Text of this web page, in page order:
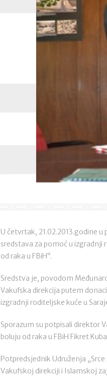
U četvrtak, 21.02.2013.godine
sredstava za pomoć u izgradnji
od raka u FBiH“.
Sredstva je, povodom
Vakufska direkcija putem
izgradnji roditeljske kuće u
Sporazum su potpisali direktor
boluju od raka u FBiH Fikret
Potpredsjednik Udruženja
Vakufskoj direkciji i Islamskoj